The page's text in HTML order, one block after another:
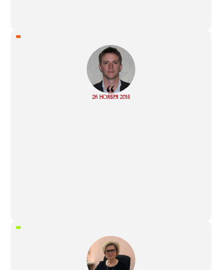
“
26 НОЯБРЯ 2015
Read